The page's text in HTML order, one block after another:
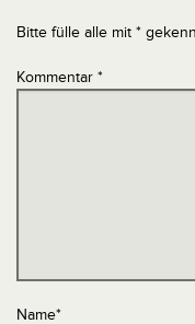
Bitte fülle alle mit *
Kommentar *
Name*